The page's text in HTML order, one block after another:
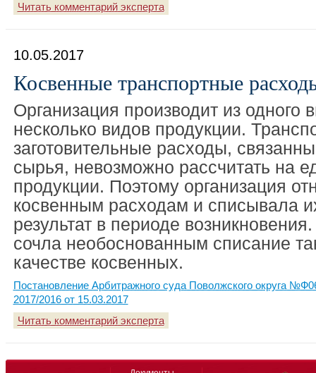
Читать комментарий эксперта
10.05.2017
Косвенные транспортные
Организация производит из одного
несколько видов продукции.
заготовительные расходы,
сырья, невозможно рассчитать на
продукции. Поэтому организация
косвенным расходам и списывала
результат в периоде
сочла необоснованным списание
качестве косвенных.
Постановление Арбитражного суда Поволжского округа
2017/2016 от 15.03.2017
Читать комментарий эксперта